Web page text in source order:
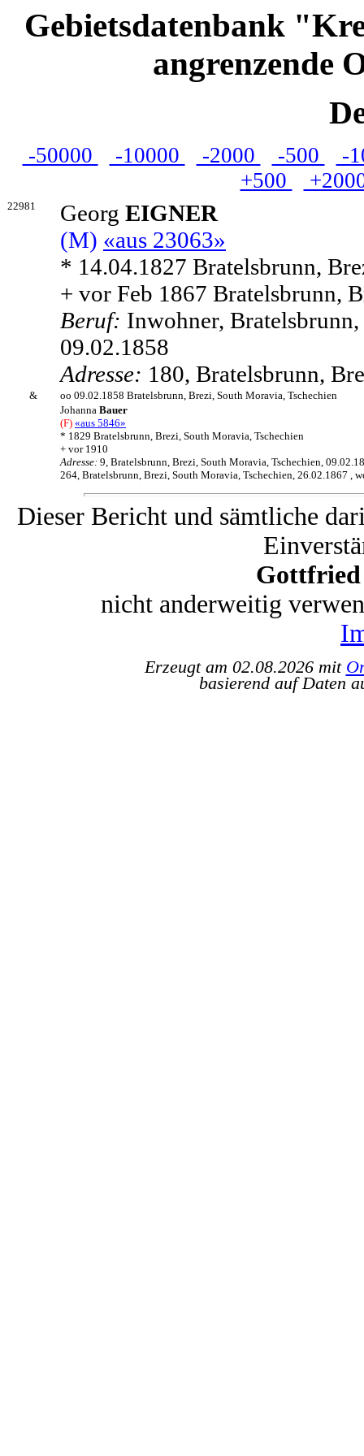
Gebietsdatenbank
angrenzende
-50000 -10000 -2000 -500
-
+500
22981 Georg EIGNER
(M) «aus 23063»
* 14.04.1827 Bratelsbrunn,
+ vor Feb 1867 Bratelsbrunn,
Beruf: Inwohner,
09.02.1858
Adresse: 180, Bratelsbrunn,
&
oo 09.02.1858 Bratelsbrunn, Brezi, South Moravia, Tschechien
Johanna Bauer
(F) «aus 5846»
* 1829 Bratelsbrunn, Brezi, South Moravia, Tschechien
+ vor 1910
Adresse: 9, Bratelsbrunn, Brezi, South Moravia, Tschechien,
264, Bratelsbrunn, Brezi, South Moravia, Tschechien, 26.02.1867 ,
Dieser Bericht und sämtliche
Gottfried
nicht anderweitig
Erzeugt am 02.08.2026 mit
basierend auf Daten